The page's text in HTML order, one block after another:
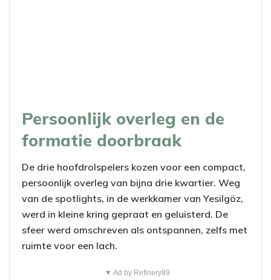
Persoonlijk overleg en de
formatie doorbraak
De drie hoofdrolspelers kozen voor een compact,
persoonlijk overleg van bijna drie kwartier. Weg
van de spotlights, in de werkkamer van Yesilgöz,
werd in kleine kring gepraat en geluisterd. De
sfeer werd omschreven als ontspannen, zelfs met
ruimte voor een lach.
▼ Ad by Refinery89